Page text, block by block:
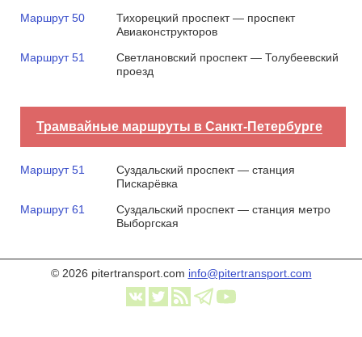
Маршрут 50
Тихорецкий проспект — проспект
Авиаконструкторов
Маршрут 51
Светлановский проспект — Толубеевский
проезд
Трамвайные маршруты в Санкт-Петербурге
Маршрут 51
Суздальский проспект — станция
Пискарёвка
Маршрут 61
Суздальский проспект — станция метро
Выборгская
© 2026 pitertransport.com info@pitertransport.com